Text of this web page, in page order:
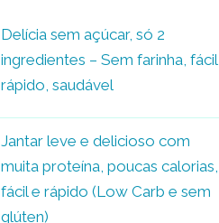
Delícia sem açúcar, só 2
ingredientes – Sem farinha, fácil,
rápido, saudável
Jantar leve e delicioso com
muita proteína, poucas calorias,
fácil e rápido (Low Carb e sem
glúten)